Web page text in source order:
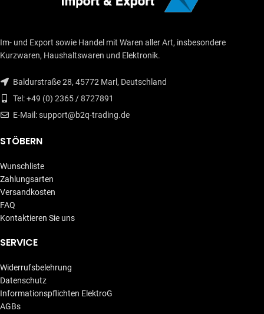
Im- und Export sowie Handel mit Waren aller Art, insbesondere
Kurzwaren, Haushaltswaren und Elektronik.
Baldurstraße 28, 45772 Marl, Deutschland
Tel: +49 (0) 2365 / 8727891
E-Mail: support@b2q-trading.de
STÖBERN
Wunschliste
Zahlungsarten
Versandkosten
FAQ
Kontaktieren Sie uns
SERVICE
Widerrufsbelehrung
Datenschutz
Informationspflichten ElektroG
AGBs